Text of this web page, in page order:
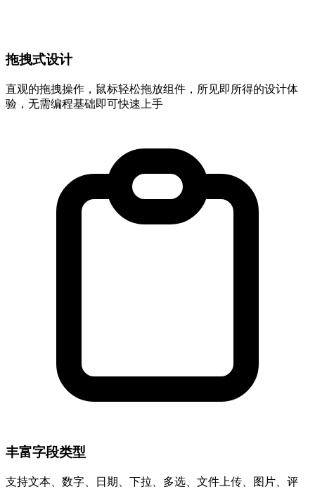
拖拽式设计
直观的拖拽操作，鼠标轻松拖放组件，所见即所得的设计体
验，无需编程基础即可快速上手
丰富字段类型
支持文本、数字、日期、下拉、多选、文件上传、图片、评